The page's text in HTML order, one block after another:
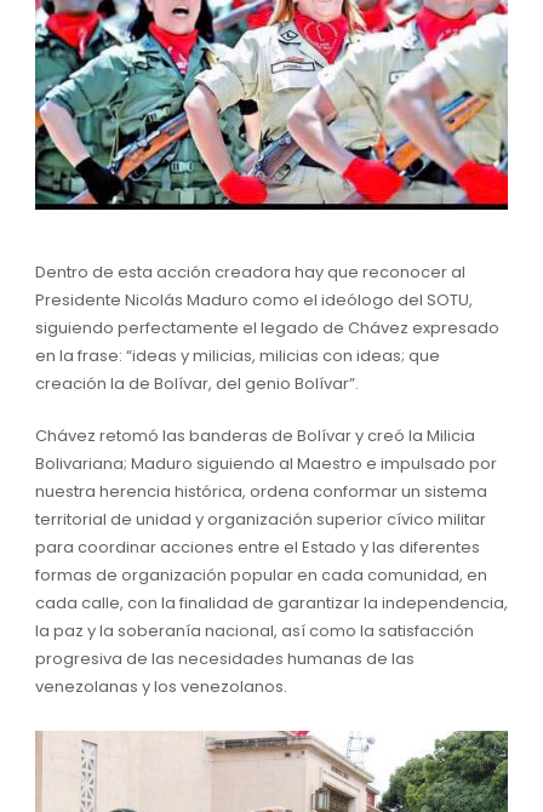
Dentro de esta acción creadora hay que reconocer al
Presidente Nicolás Maduro como el ideólogo del SOTU,
siguiendo perfectamente el legado de Chávez expresado
en la frase: “ideas y milicias, milicias con ideas; que
creación la de Bolívar, del genio Bolívar”.
Chávez retomó las banderas de Bolívar y creó la Milicia
Bolivariana; Maduro siguiendo al Maestro e impulsado por
nuestra herencia histórica, ordena conformar un sistema
territorial de unidad y organización superior cívico militar
para coordinar acciones entre el Estado y las diferentes
formas de organización popular en cada comunidad, en
cada calle, con la finalidad de garantizar la independencia,
la paz y la soberanía nacional, así como la satisfacción
progresiva de las necesidades humanas de las
venezolanas y los venezolanos.